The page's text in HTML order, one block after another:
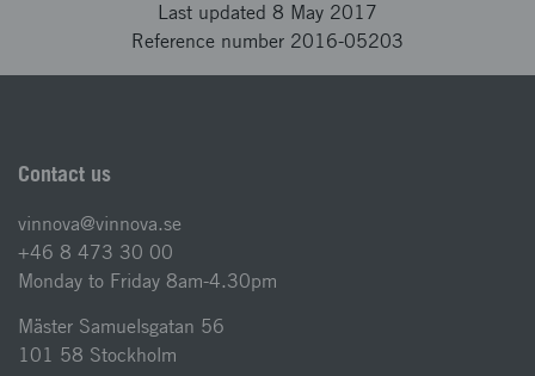
Last updated 8 May 2017
Reference number 2016-05203
Contact us
vinnova@vinnova.se
+46 8 473 30 00
Monday to Friday 8am-4.30pm
Mäster Samuelsgatan 56
101 58 Stockholm